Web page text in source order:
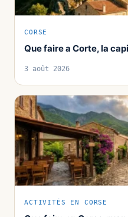
CORSE
Que faire a Corte, la
3 août 2026
ACTIVITÉS EN CORSE